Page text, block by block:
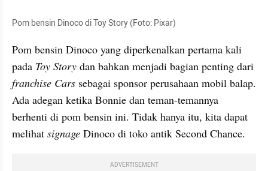
Pom bensin Dinoco di Toy Story (Foto: Pixar)
Pom bensin Dinoco yang diperkenalkan pertama kali
pada Toy Story
franchise Cars sebagai sponsor perusahaan mobil balap.
Ada adegan ketika Bonnie dan teman-temannya
berhenti di pom bensin ini. Tidak hanya itu, kita dapat
melihat signage Dinoco di toko antik Second Chance.
ADVERTISEMENT